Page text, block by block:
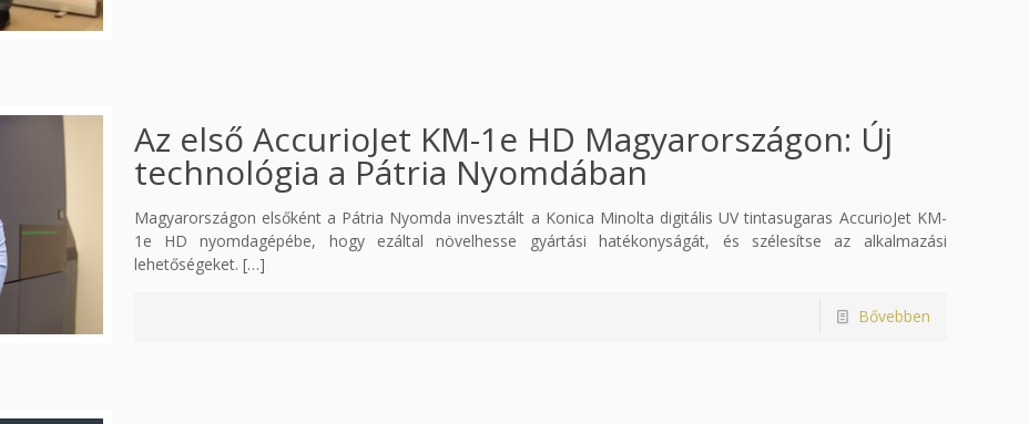
Az első AccurioJet KM-1e HD Magyarországon: Új
technológia a Pátria Nyomdában
Magyarországon elsőként a Pátria Nyomda invesztált a Konica Minolta digitális UV tintasugaras AccurioJet KM-
1e HD nyomdagépébe, hogy ezáltal növelhesse gyártási hatékonyságát, és szélesítse az alkalmazási
lehetőségeket. […]
Bővebben